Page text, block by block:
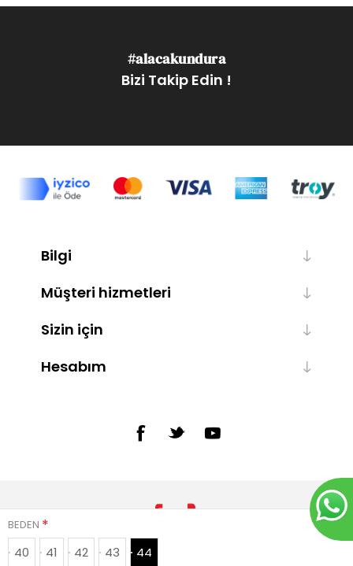
BEDEN *
40 41 42 43 44
#alacakundura
Bizi Takip Edin !
Bilgi
Müşteri hizmetleri
Sizin için
Hesabım